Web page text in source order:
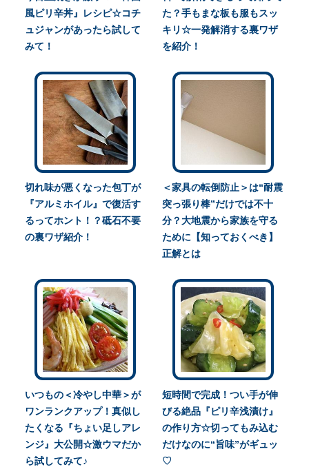
風ピリ辛丼』レシピ☆コチ
ュジャンがあったら試して
みて！
た？手もまな板も服もスッ
キリ☆一発解消する裏ワザ
を紹介！
切れ味が悪くなった包丁が
『アルミホイル』で復活す
るってホント！？砥石不要
の裏ワザ紹介！
＜家具の転倒防止＞は“耐震
突っ張り棒”だけでは不十
分？大地震から家族を守る
ために【知っておくべき】
正解とは
いつもの＜冷やし中華＞が
ワンランクアップ！真似し
たくなる『ちょい足しアレ
ンジ』大公開☆激ウマだか
ら試してみて♪
短時間で完成！つい手が伸
びる絶品『ピリ辛浅漬け』
の作り方☆切ってもみ込む
だけなのに“旨味”がギュッ
♡